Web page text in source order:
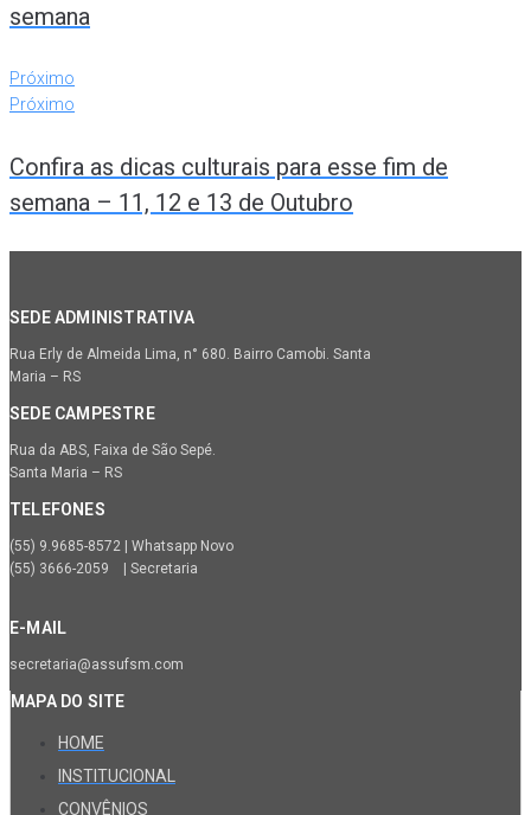
semana
Próximo
Próximo
Confira as dicas culturais para esse fim de
semana – 11, 12 e 13 de Outubro
SEDE ADMINISTRATIVA
Rua Erly de Almeida Lima, n° 680. Bairro Camobi. Santa
Maria – RS
SEDE CAMPESTRE
Rua da ABS, Faixa de São Sepé.
Santa Maria – RS
TELEFONES
(55) 9.9685-8572 | Whatsapp Novo
(55) 3666-2059 | Secretaria
E-MAIL
secretaria@assufsm.com
MAPA DO SITE
HOME
INSTITUCIONAL
CONVÊNIOS